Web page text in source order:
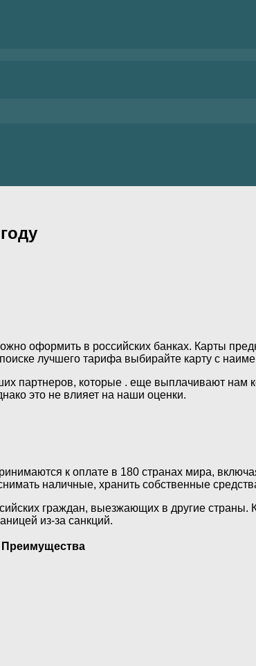
оформить в российских банках. Карты
лучшего тарифа выбирайте карту с
партнеров, которые . еще выплачивают нам
это не влияет на наши оценки.
к оплате в 180 странах мира,
наличные, хранить собственные
граждан, выезжающих в другие
из-за санкций.
Преимущества